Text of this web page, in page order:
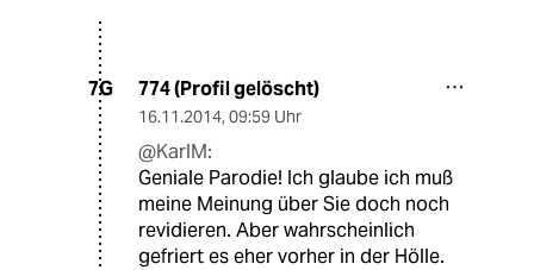
7G 774 (Profil gelöscht)
16.11.2014, 09:59 Uhr
@KarlM:
Geniale Parodie! Ich glaube ich muß
meine Meinung über Sie doch noch
revidieren. Aber wahrscheinlich
gefriert es eher vorher in der Hölle.